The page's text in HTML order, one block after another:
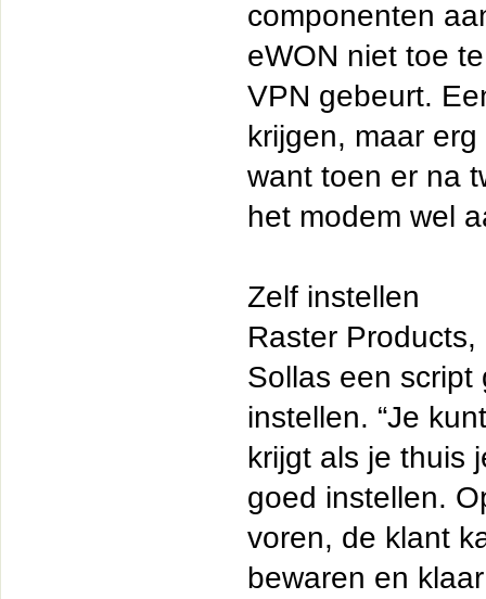
componenten
eWON niet toe
VPN gebeurt.
krijgen, maar
want toen er na
het modem wel
Zelf instellen
Raster
Sollas een script
instellen. “Je
krijgt als je thuis
goed instellen.
voren, de klant
bewaren en